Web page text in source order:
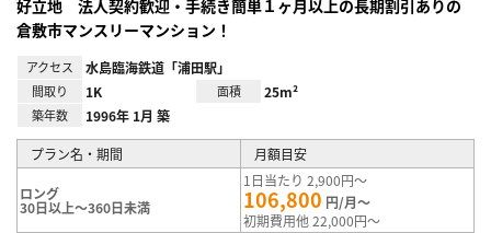
好立地 法人契約歓迎・手続き簡単１ヶ月以上の長期割引ありの
倉敷市マンスリーマンション！
アクセス 水島臨海鉄道「浦田駅」
間取り 1K 面積 25m²
築年数 1996年 1月 築
プラン名・期間 月額目安
ロング
30日以上～360日未満
1日当たり 2,900円～
106,800 円/月～
初期費用他 22,000円～